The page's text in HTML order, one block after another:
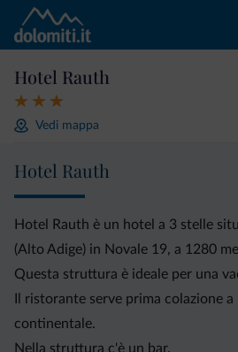
Hotel Rauth
Vedi mappa
Hotel Rauth
Hotel Rauth è un hotel a 3 stelle
(Alto Adige) in Novale 19, a 1280
Questa struttura è ideale per una
Il ristorante serve prima colazione
continentale.
Nella struttura c'è un bar.